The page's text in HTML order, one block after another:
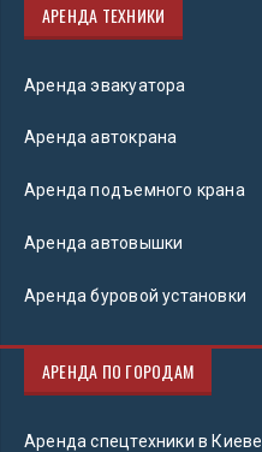
АРЕНДА ТЕХНИКИ
Аренда эвакуатора
Аренда автокрана
Аренда подъемного крана
Аренда автовышки
Аренда буровой установки
АРЕНДА ПО ГОРОДАМ
Аренда спецтехники в Киеве